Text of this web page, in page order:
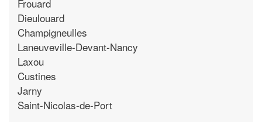
Frouard
Dieulouard
Champigneulles
Laneuveville-Devant-Nancy
Laxou
Custines
Jarny
Saint-Nicolas-de-Port